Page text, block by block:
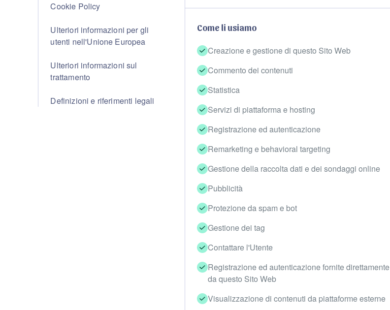
Cookie Policy
Ulteriori informazioni per gli
utenti nell'Unione Europea
Ulteriori informazioni sul
trattamento
Definizioni e riferimenti legali
Come li usiamo
Creazione e gestione di questo Sito Web
Commento dei contenuti
Statistica
Servizi di piattaforma e hosting
Registrazione ed autenticazione
Remarketing e behavioral targeting
Gestione della raccolta dati e dei sondaggi online
Pubblicità
Protezione da spam e bot
Gestione dei tag
Contattare l'Utente
Registrazione ed autenticazione fornite direttamente
da questo Sito Web
Visualizzazione di contenuti da piattaforme esterne